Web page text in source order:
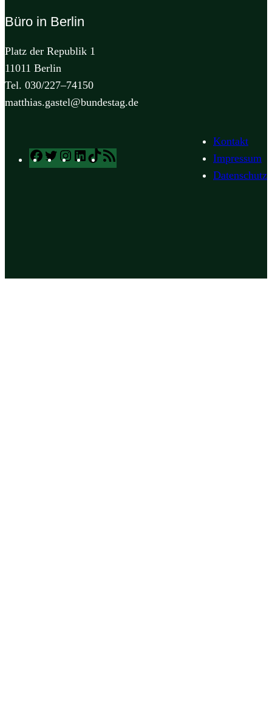
Büro in Berlin
Platz der Republik 1
11011 Berlin
Tel. 030/227–74150
matthias.gastel@bundestag.de
Facebook
TwitterInstagram
LinkedIn
TikTok
Kontakt
Impressum
Datenschutz